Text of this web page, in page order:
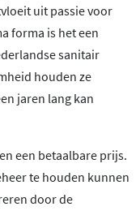
uit passie voor
forma is het een
sanitair
houden ze
jaren lang kan
een betaalbare prijs.
te houden kunnen
door de